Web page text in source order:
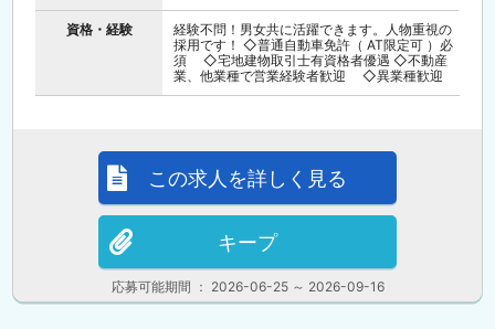
資格・経験
経験不問！男女共に活躍できます。人物重視の
採用です！ ◇普通自動車免許（ AT限定可 ）必
須 ◇宅地建物取引士有資格者優遇 ◇不動産
業、他業種で営業経験者歓迎 ◇異業種歓迎
応募可能期間 ： 2026-06-25 ～ 2026-09-16
この求人を詳しく見る
キープ